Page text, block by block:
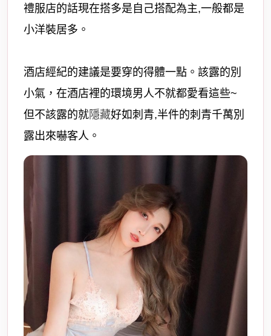
禮服店的話現在搭多是自己搭配為主,一般都是
小洋裝居多 。
酒店經紀的建議是要穿的得體一點。 該露的別
小氣，在酒店裡的環境男人不就都愛看這些~
但不該露的就隱藏好如刺青,半件的刺青千萬別
露出來嚇客人。